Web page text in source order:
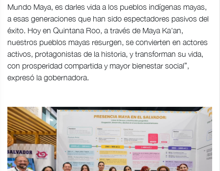
Mundo Maya, es darles vida a los pueblos indígenas mayas,
a esas generaciones que han sido espectadores pasivos del
éxito. Hoy en Quintana Roo, a través de Maya Ka'an,
nuestros pueblos mayas resurgen, se convierten en actores
activos, protagonistas de la historia, y transforman su vida,
con prosperidad compartida y mayor bienestar social”,
expresó la gobernadora.